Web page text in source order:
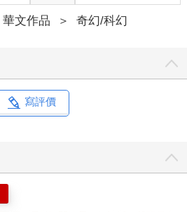
華文作品 ＞ 奇幻/科幻
寫評價